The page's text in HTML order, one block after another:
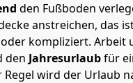
den Fußboden
anstreichen, das
kompliziert. Arbeit
den Jahresurlaubfür
Regel wird der Urlaub